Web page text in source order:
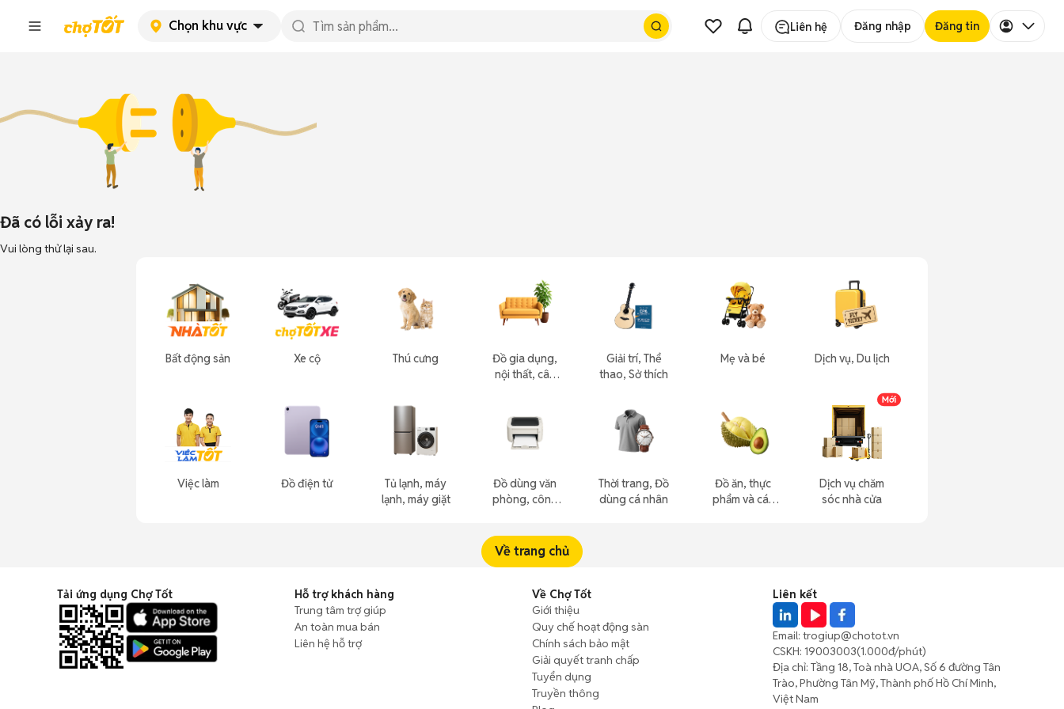
Chọn khu vực Liên hệ Đăng nhập Đăng tin
Đã có lỗi xảy ra!
Vui lòng thử lại sau.
Bất động sản
Việc làm
Xe cộ
Đồ điện tử
Thú cưng
Tủ lạnh, máy
lạnh, máy giặt
Đồ gia dụng,
nội thất, cây
Đồ dùng văn
phòng, công
Giải trí, Thể
thao, Sở thích
Thời trang, Đồ
dùng cá nhân
Mẹ và bé
Đồ ăn, thực
phẩm và các
Dịch vụ, Du lịch
Dịch vụ chăm
sóc nhà cửa
Về trang chủ
Tải ứng dụng Chợ Tốt
Hỗ trợ khách hàng
Trung tâm trợ giúp
An toàn mua bán
Liên hệ hỗ trợ
Về Chợ Tốt
Giới thiệu
Quy chế hoạt động sàn
Chính sách bảo mật
Giải quyết tranh chấp
Tuyển dụng
Truyền thông
Liên kết
Email: trogiup@chotot.vn
CSKH: 19003003(1.000đ/phút)
Địa chỉ: Tầng 18, Toà nhà UOA, Số 6 đường Tân
Trào, Phường Tân Mỹ, Thành phố Hồ Chí Minh,
Việt Nam